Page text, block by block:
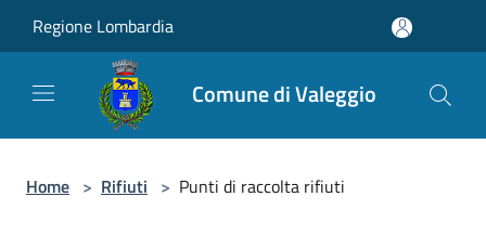
Regione Lombardia
Comune di Valeggio
Home > Rifiuti > Punti di raccolta rifiuti